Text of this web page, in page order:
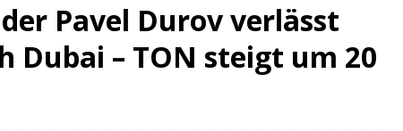
Pavel Durov verlässt
Dubai – TON steigt um 20